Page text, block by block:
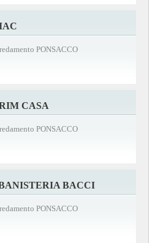
PONSACCO
CASA
PONSACCO
BACCI
PONSACCO